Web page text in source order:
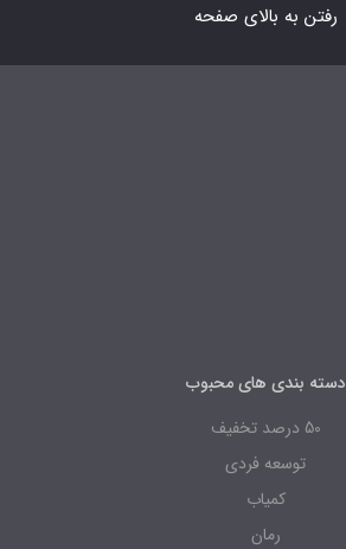
رفتن به بالای صفحه
دسته بندی های محبوب
50 درصد تخفیف
توسعه فردی
کمیاب
رمان